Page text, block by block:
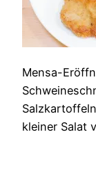
Mensa-
kleiner Salat